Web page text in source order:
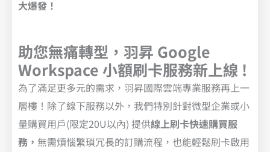
大爆發！
助您無痛轉型，羽昇 Google
Workspace 小額刷卡服務新上線 !
為了滿足更多元的需求，羽昇國際雲端專業服務再上一
層樓！除了線下服務以外，我們特別針對微型企業或小
量購買用戶(限定20U以內) 提供線上刷卡快速購買服
務， 無需煩惱繁瑣冗長的訂購流程，也能輕鬆刷卡啟用